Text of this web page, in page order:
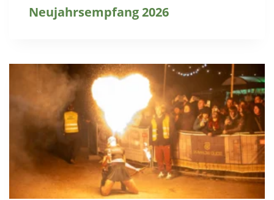
Neujahrsempfang 2026